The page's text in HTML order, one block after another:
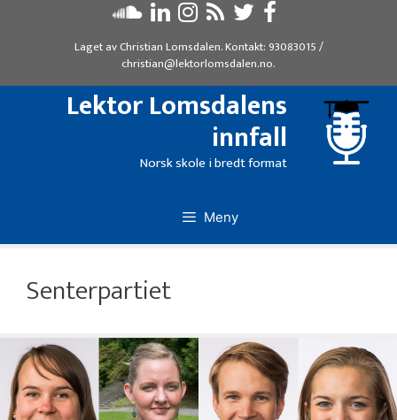
Laget avChristian Lomsdalen. Kontakt: 93083015/
christian@lektorlomsdalen.no.
Lektor Lomsdalens
innfall
Norsk skole i bredt format
Meny
Senterpartiet